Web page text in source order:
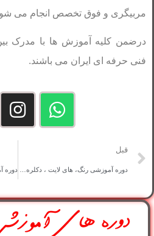
مربیگری و فوق تخصص انجام می
درضمن کلیه آموزش ها با مدرک
فنی حرفه ای ایران می باشند.
قبل